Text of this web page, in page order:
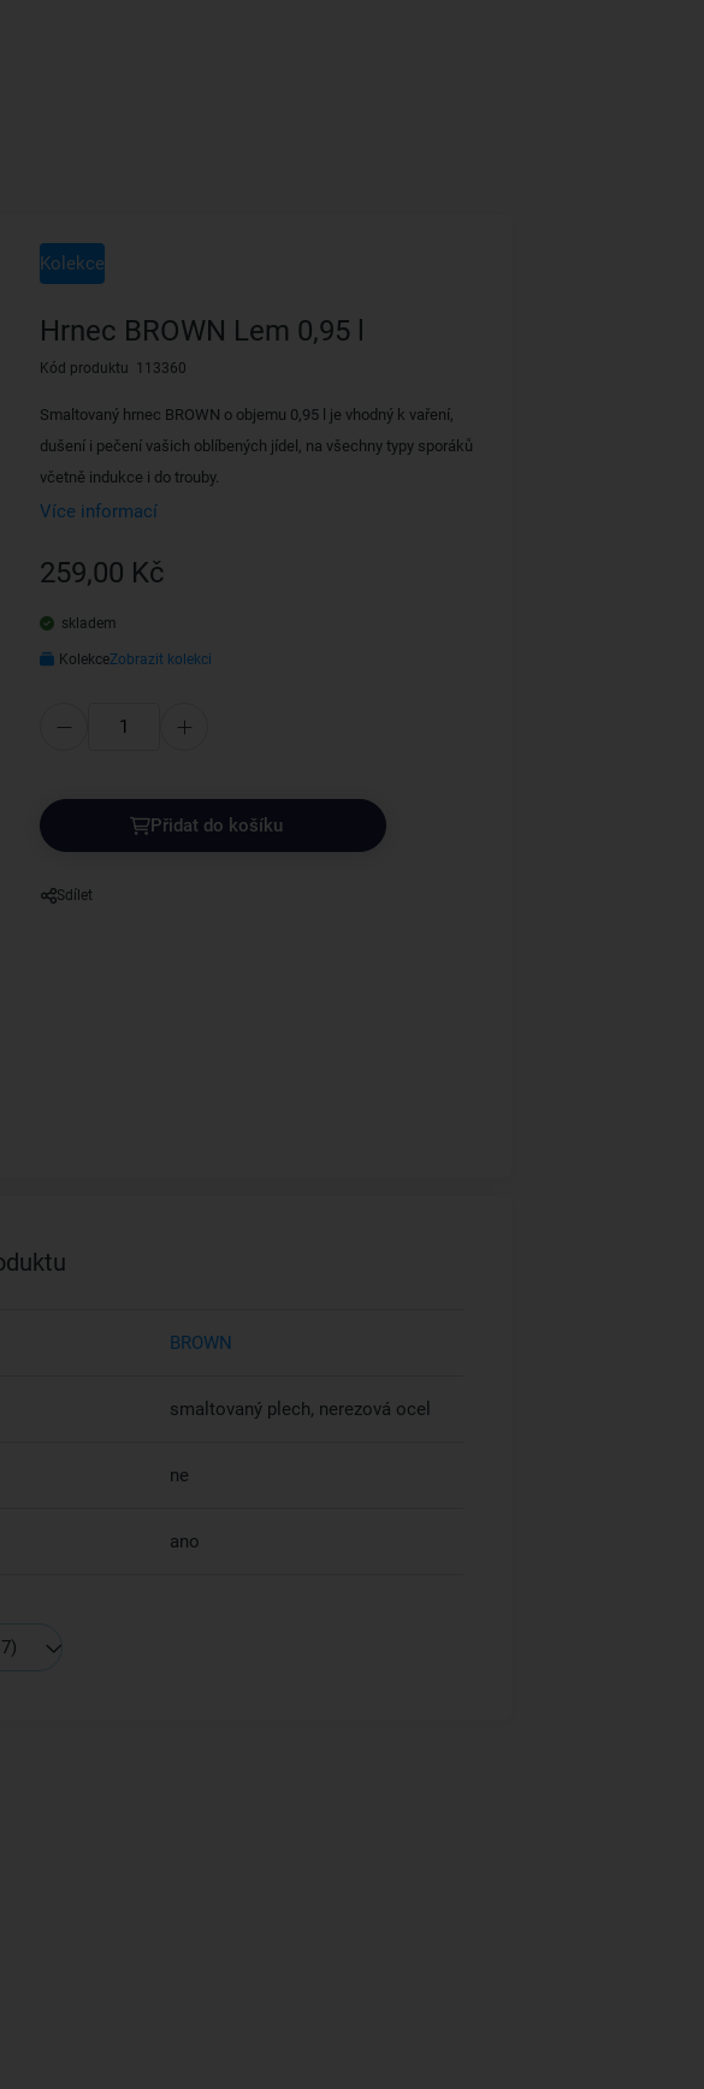
Kolekce
Hrnec BROWN Lem 0,95 l
Kód produktu 113360
Smaltovaný hrnec BROWN o objemu 0,95 l je vhodný k vaření,
dušení i pečení vašich oblíbených jídel, na všechny typy sporáků
včetně indukce i do trouby.
Více informací
259,00 Kč
skladem
KolekceZobrazit kolekci
Přidat do košíku
Sdílet
BROWN
smaltovaný plech, nerezová ocel
ne
ano